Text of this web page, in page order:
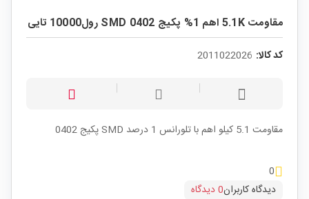
مقاومت 5.1K اهم 1% پکیج SMD 0402 رول10000 تایی
کد کالا: 2011022026
مقاومت 5.1 کیلو اهم با تلورانس 1 درصد SMD پکیج 0402
0
دیدگاه کاربران0 دیدگاه